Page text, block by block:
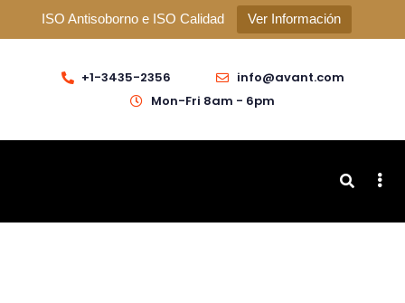
ISO Antisoborno e ISO Calidad Ver Información
+1-3435-2356
info@avant.com
Mon-Fri 8am - 6pm